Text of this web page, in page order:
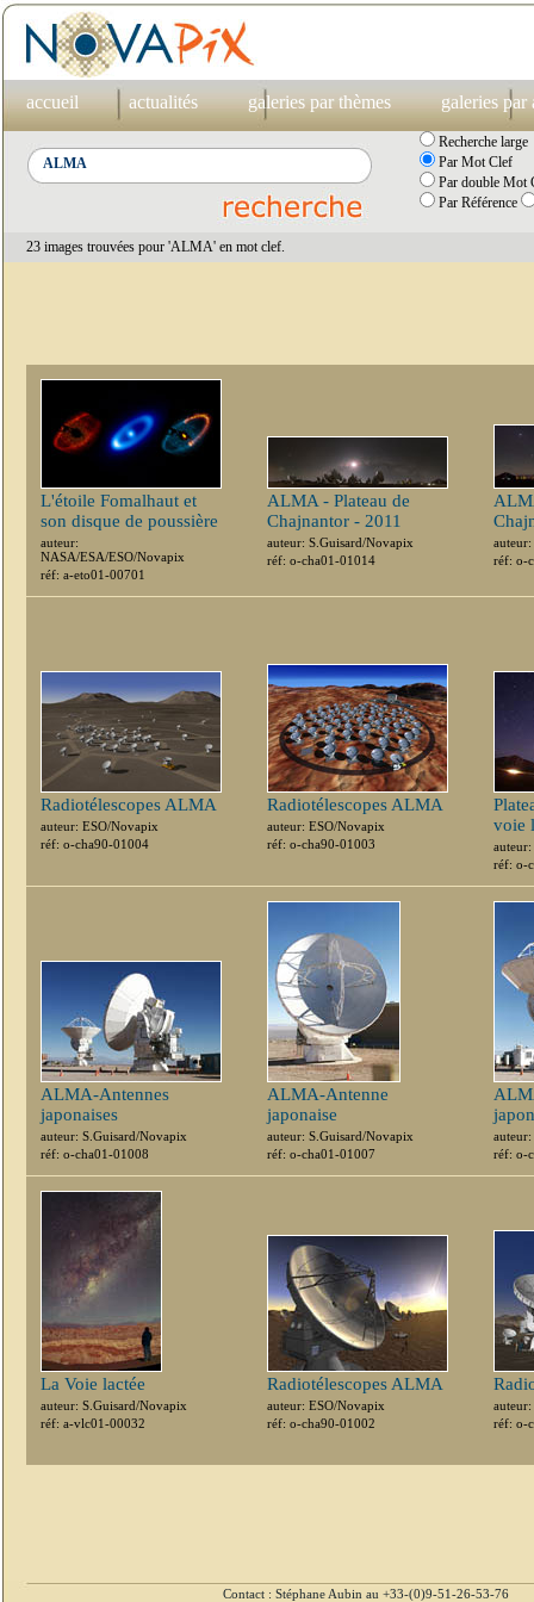
accueil actualités galeries par thèmes galeries par
Recherche large
Par Mot Clef
Par double Mot
Par Référence
23 images trouvées pour 'ALMA' en mot clef.
L'étoile Fomalhaut et
son disque de poussière
auteur:
NASA/ESA/ESO/Novapix
réf: a-eto01-00701
ALMA - Plateau de
Chajnantor - 2011
auteur: S.Guisard/Novapix
réf: o-cha01-01014
réf: o-
Radiotélescopes ALMA
auteur: ESO/Novapix
réf: o-cha90-01004
Radiotélescopes ALMA
auteur: ESO/Novapix
réf: o-cha90-01003
voie
réf: o-
ALMA-Antennes
japonaises
auteur: S.Guisard/Novapix
réf: o-cha01-01008
ALMA-Antenne
japonaise
auteur: S.Guisard/Novapix
réf: o-cha01-01007
réf: o-
La Voie lactée
auteur: S.Guisard/Novapix
réf: a-vlc01-00032
Radiotélescopes ALMA
auteur: ESO/Novapix
réf: o-cha90-01002
réf: o-
Contact : Stéphane Aubin au +33-(0)9-51-26-53-76